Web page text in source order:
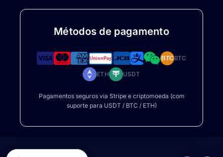
Métodos de pagamento
BTCBTC
ETH USDT
Pagamentos seguros via Stripe e criptomoeda (com
suporte para USDT / BTC / ETH)